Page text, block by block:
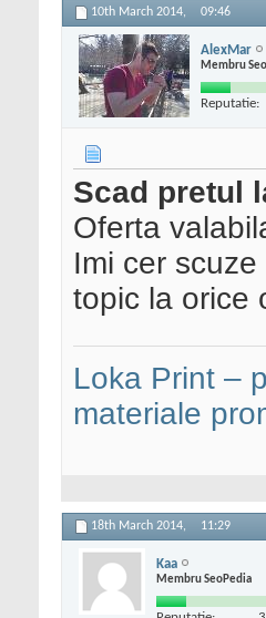
10th March 2014, 09:46
AlexMar
Membru
Reputatie:
Scad pretul
Oferta
Imi cer
topic la orice
Loka Print –
materiale
18th March 2014, 11:29
Kaa
Membru SeoPedia